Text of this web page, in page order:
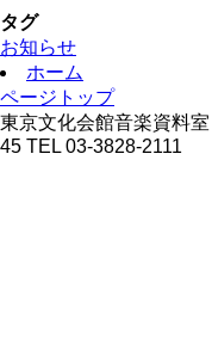
タグ
お知らせ
ホーム
ページトップ
東京文化会館音楽資料
45 TEL 03-3828-2111